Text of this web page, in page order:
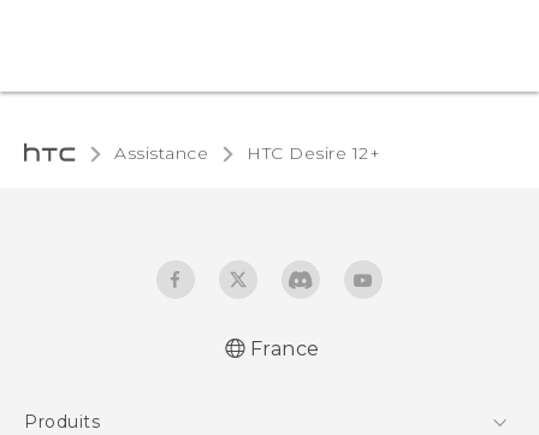
Assistance HTC Desire 12+‎
France
Produits